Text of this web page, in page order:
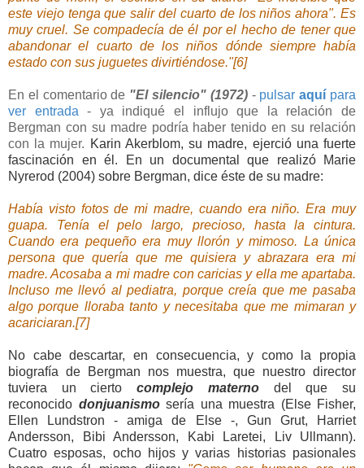
este viejo tenga que salir del cuarto de los niños ahora". Es
muy cruel. Se compadecía de él por el hecho de tener que
abandonar el cuarto de los niños dónde siempre había
estado con sus juguetes divirtiéndose."[6]
En el comentario de "El silencio" (1972)- pulsaraquí para
ver entrada
- ya indiqué el influjo que la relación de
Bergman con su madre podría haber tenido en su relación
con la mujer. Karin Akerblom, su madre, ejerció una fuerte
fascinación en él. En un documental que realizó Marie
Nyrerod (2004) sobre Bergman, dice éste de su madre:
Había visto fotos de mi madre, cuando era niño. Era muy
guapa. Tenía el pelo largo, precioso, hasta la cintura.
Cuando era pequeño era muy llorón y mimoso. La única
persona que quería que me quisiera y abrazara era mi
madre. Acosaba a mi madre con caricias y ella me apartaba.
Incluso me llevó al pediatra, porque creía que me pasaba
algo porque lloraba tanto y necesitaba que me mimaran y
acariciaran.[7]
No cabe descartar, en consecuencia, y como la propia
biografía de Bergman nos muestra, que nuestro director
tuviera un ciertocomplejo maternodel que su
reconocido donjuanismosería una muestra (Else Fisher,
Ellen Lundstron - amiga de Else -, Gun Grut, Harriet
Andersson, Bibi Andersson, Kabi Laretei, Liv Ullmann).
Cuatro esposas, ocho hijos y varias historias pasionales